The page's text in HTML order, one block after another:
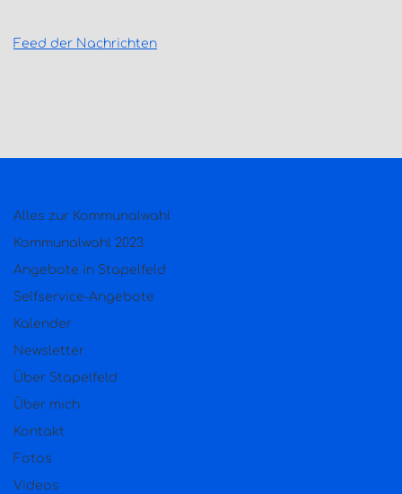
Feed der Nachrichten
Alles zur Kommunalwahl
Kommunalwahl 2023
Angebote in Stapelfeld
Selfservice-Angebote
Kalender
Newsletter
Über Stapelfeld
Über mich
Kontakt
Fotos
Videos